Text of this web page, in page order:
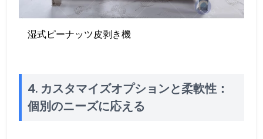
湿式ピーナッツ皮剥き機
4. カスタマイズオプションと柔軟性：
個別のニーズに応える